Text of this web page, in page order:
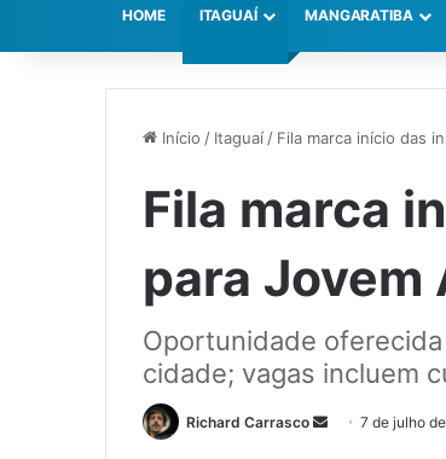
HOME ITAGUAÍ MANGARATIBA
Início / Itaguaí/ Fila marca início das
Fila marca
para Jovem
Oportunidade
cidade; vagas incluem
Richard Carrasco 7 de julho